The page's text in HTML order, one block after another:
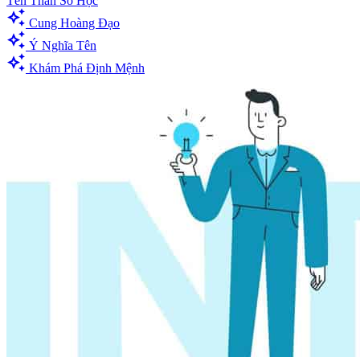
auto_awesome Cung Hoàng Đạo
auto_awesome Ý Nghĩa Tên
auto_awesome Khám Phá Định Mệnh